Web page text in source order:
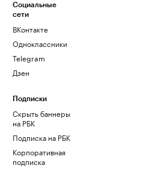
Социальные
сети
ВКонтакте
Одноклассники
Telegram
Дзен
Подписки
Скрыть баннеры
на РБК
Подписка на РБК
Корпоративная
подписка